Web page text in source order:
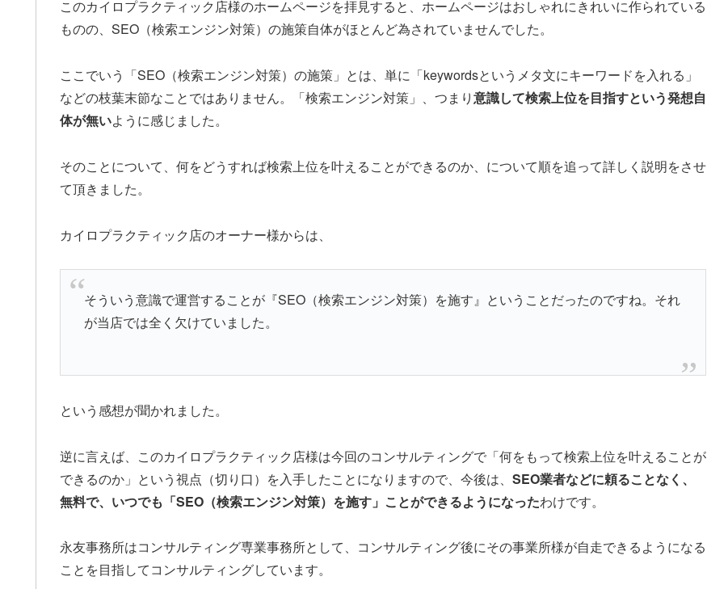
このカイロプラクティック店様のホームページを拝見すると、ホームページはおしゃれにきれいに作られている
ものの、SEO（検索エンジン対策）の施策自体がほとんど為されていませんでした。
ここでいう「SEO（検索エンジン対策）の施策」とは、単に「keywordsというメタ文にキーワードを入れる」
などの枝葉末節なことではありません。「検索エンジン対策」、つまり意識して検索上位を目指すという発想自
体が無いように感じました。
そのことについて、何をどうすれば検索上位を叶えることができるのか、について順を追って詳しく説明をさせ
て頂きました。
カイロプラクティック店のオーナー様からは、
そういう意識で運営することが『SEO（検索エンジン対策）を施す』ということだったのですね。それ
が当店では全く欠けていました。
という感想が聞かれました。
逆に言えば、このカイロプラクティック店様は今回のコンサルティングで「何をもって検索上位を叶えることが
できるのか」という視点（切り口）を入手したことになりますので、今後は、 SEO業者などに頼ることなく、
無料で、いつでも「SEO（検索エンジン対策）を施す」ことができるようになったわけです。
永友事務所はコンサルティング専業事務所として、コンサルティング後にその事業所様が自走できるようになる
ことを目指してコンサルティングしています。